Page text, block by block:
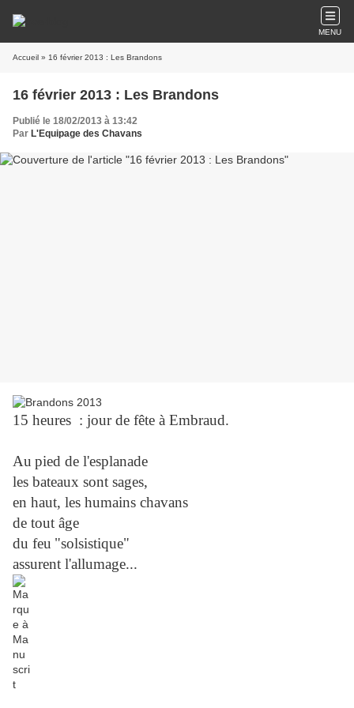
MENU
Accueil » 16 février 2013 : Les Brandons
16 février 2013 : Les Brandons
Publié le 18/02/2013 à 13:42
Par L'Equipage des Chavans
15 heures : jour de fête à Embraud.
Au pied de l'esplanade
les bateaux sont sages,
en haut, les humains chavans
de tout âge
du feu "solsistique"
assurent l'allumage...